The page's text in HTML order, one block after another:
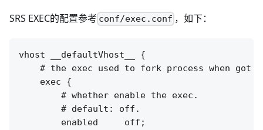
SRS EXEC的配置参考 conf/exec.conf ，如下：
vhost __defaultVhost__ {
# the exec used to fork process when got
    exec {
        # whether enable the exec.
        # default: off.
        enabled     off;